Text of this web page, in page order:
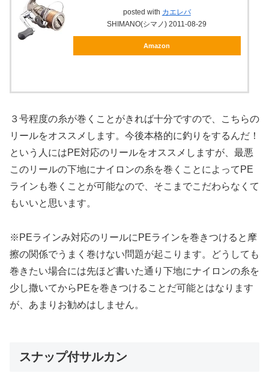
posted with カエレバ
SHIMANO(シマノ) 2011-08-29
Amazon
３号程度の糸が巻くことがきれば十分ですので、こちらの
リールをオススメします。今後本格的に釣りをするんだ！
という人にはPE対応のリールをオススメしますが、最悪
このリールの下地にナイロンの糸を巻くことによってPE
ラインも巻くことが可能なので、そこまでこだわらなくて
もいいと思います。
※PEラインみ対応のリールにPEラインを巻きつけると摩
擦の関係でうまく巻けない問題が起こります。どうしても
巻きたい場合には先ほど書いた通り下地にナイロンの糸を
少し撒いてからPEを巻きつけることだ可能とはなります
が、あまりお勧めはしません。
スナップ付サルカン